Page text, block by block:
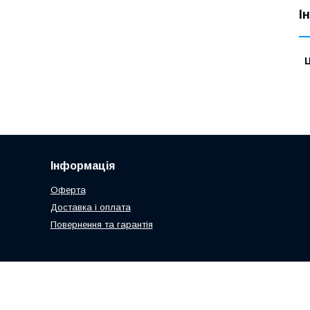
Інформація
Оферта
Доставка і оплата
Повернення та гарантія